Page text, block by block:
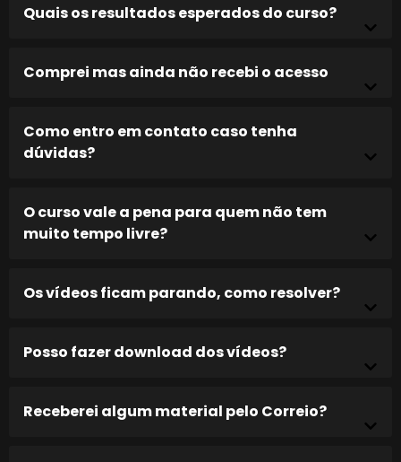
Quais os resultados esperados do curso?
Comprei mas ainda não recebi o acesso
Como entro em contato caso tenha
dúvidas?
O curso vale a pena para quem não tem
muito tempo livre?
Os vídeos ficam parando, como resolver?
Posso fazer download dos vídeos?
Receberei algum material pelo Correio?